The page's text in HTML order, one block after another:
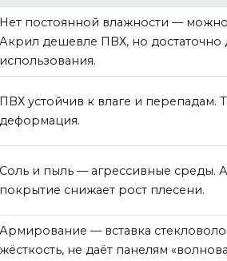
Нет постоянной влажности —
Акрил дешевле ПВХ, но достаточно
использования.
ПВХ устойчив к влаге и перепадам.
деформация.
Соль и пыль — агрессивные среды.
покрытие снижает рост плесени.
Армирование — вставка
жёсткость, не даёт панелям